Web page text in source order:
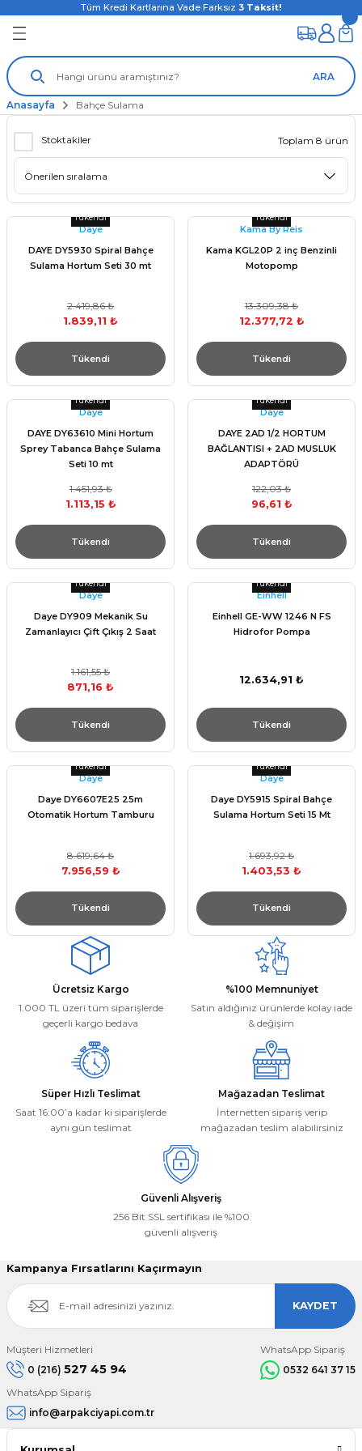
Tüm Kredi Kartlarına Vade Farksız 3 Taksit!
ARA
Anasayfa Bahçe Sulama
Stoktakiler Toplam 8 ürün
Tükendi
Daye
DAYE DY5930 Spiral Bahçe
Sulama Hortum Seti 30 mt
2.419,86 ₺
1.839,11 ₺
Tükendi
Tükendi
Kama By Reis
Kama KGL20P 2 inç Benzinli
Motopomp
13.309,38 ₺
12.377,72 ₺
Tükendi
Tükendi
Daye
DAYE DY63610 Mini Hortum
Sprey Tabanca Bahçe Sulama
Seti 10 mt
1.451,93 ₺
1.113,15 ₺
Tükendi
Tükendi
Daye
DAYE 2AD 1/2 HORTUM
BAĞLANTISI + 2AD MUSLUK
ADAPTÖRÜ
122,03 ₺
96,61 ₺
Tükendi
Tükendi
Daye
Daye DY909 Mekanik Su
Zamanlayıcı Çift Çıkış 2 Saat
1.161,55 ₺
871,16 ₺
Tükendi
Tükendi
Einhell
Einhell GE-WW 1246 N FS
Hidrofor Pompa
12.634,91 ₺
Tükendi
Tükendi
Daye
Daye DY6607E25 25m
Otomatik Hortum Tamburu
8.619,64 ₺
7.956,59 ₺
Tükendi
Tükendi
Daye
Daye DY5915 Spiral Bahçe
Sulama Hortum Seti 15 Mt
1.693,92 ₺
1.403,53 ₺
Tükendi
Ücretsiz Kargo
1.000 TL üzeri tüm siparişlerde
geçerli kargo bedava
%100 Memnuniyet
Satın aldığınız ürünlerde kolay iade
& değişim
Süper Hızlı Teslimat
Saat 16:00’a kadar ki siparişlerde
aynı gün teslimat
Mağazadan Teslimat
İnternetten sipariş verip
mağazadan teslim alabilirsiniz
Güvenli Alışveriş
256 Bit SSL sertifikası ile %100
güvenli alışveriş
Kampanya Fırsatlarını Kaçırmayın
KAYDET
Müşteri Hizmetleri
0 (216) 527 45 94
WhatsApp Sipariş
0532 641 37 15
WhatsApp Sipariş
info@arpakciyapi.com.tr